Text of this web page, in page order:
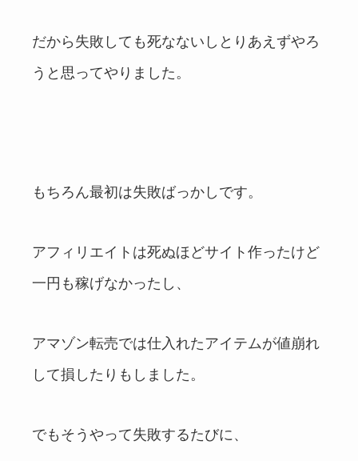
だから失敗しても死なないしとりあえずやろ
うと思ってやりました。
もちろん最初は失敗ばっかしです。
アフィリエイトは死ぬほどサイト作ったけど
一円も稼げなかったし、
アマゾン転売では仕入れたアイテムが値崩れ
して損したりもしました。
でもそうやって失敗するたびに、